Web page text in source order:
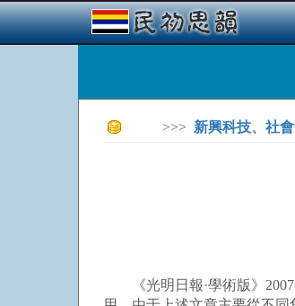
>>> 新興科技、社
《光明日報·學術版》2007